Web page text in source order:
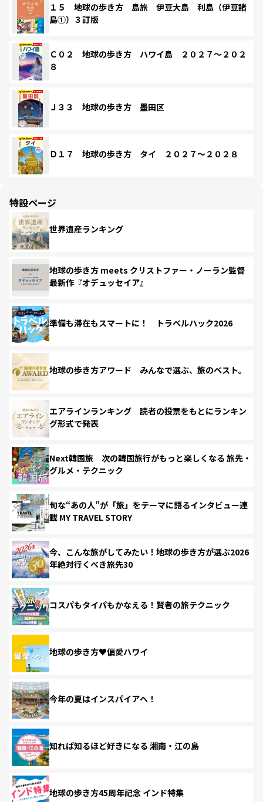
１５ 地球の歩き方 島旅 伊豆大島 利島（伊豆諸
島①）３訂版
Ｃ０２ 地球の歩き方 ハワイ島 ２０２７～２０２
８
Ｊ３３ 地球の歩き方 墨田区
Ｄ１７ 地球の歩き方 タイ ２０２７～２０２８
特設ページ
世界遺産ランキング
地球の歩き方 meets クリストファー・ノーラン監督
最新作『オデュッセイア』
準備も滞在もスマートに！ トラベルハック2026
地球の歩き方アワード みんなで選ぶ、旅のベスト。
エアラインランキング 読者の投票をもとにランキン
グ形式で発表
Next韓国旅 次の韓国旅行がもっと楽しくなる 旅先・
グルメ・テクニック
旬な“あの人”が「旅」をテーマに語るインタビュー連
載 MY TRAVEL STORY
今、こんな旅がしてみたい！地球の歩き方が選ぶ2026
年絶対行くべき旅先30
コスパもタイパもかなえる！賢者の旅テクニック
地球の歩き方♥偏愛ハワイ
今年の夏はインスパイアへ！
知れば知るほど好きになる 湘南・江の島
地球の歩き方45周年記念 インド特集